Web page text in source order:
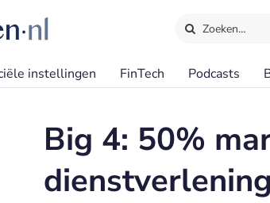
Zoeken…
instellingen FinTech Podcasts
Big 4: 50%
dienstverlening